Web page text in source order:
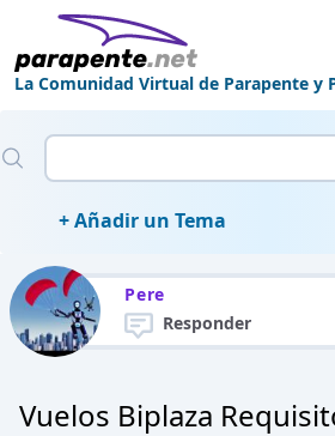
La Comunidad Virtual de Parapente y
+ Añadir un Tema
Pere
Responder
Vuelos Biplaza